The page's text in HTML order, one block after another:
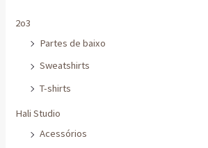
2o3
Partes de baixo
Sweatshirts
T-shirts
Hali Studio
Acessórios